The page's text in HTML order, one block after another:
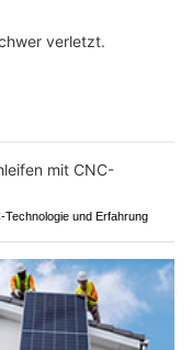
verletzt.
und Erfahrung